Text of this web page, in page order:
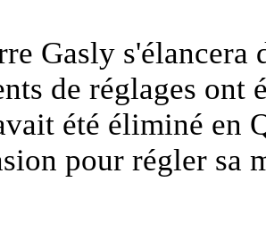
Gasly s'élancera
de réglages ont
été éliminé en
pour régler sa